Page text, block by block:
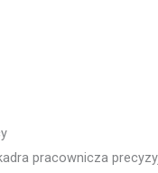
pracownicza